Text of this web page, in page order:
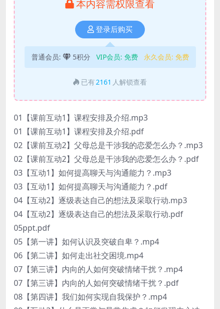
本内容需权限查看
登录后购买
普通会员: 5积分 VIP会员: 免费 永久会员: 免费
已有2161 人解锁查看
01【课前互动1】课程安排及介绍.mp3
01【课前互动1】课程安排及介绍.pdf
02【课前互动2】父母总是干涉我的恋爱怎么办？.mp3
02【课前互动2】父母总是干涉我的恋爱怎么办？.pdf
03【互动1】如何提高聊天与沟通能力？.mp3
03【互动1】如何提高聊天与沟通能力？.pdf
04【互动2】逐级表达自己的想法及采取行动.mp3
04【互动2】逐级表达自己的想法及采取行动.pdf
05ppt.pdf
05【第一讲】如何认识及突破自卑？.mp4
06【第二讲】如何走出社交困境.mp4
07【第三讲】内向的人如何突破情绪干扰？.mp4
07【第三讲】内向的人如何突破情绪干扰？.pdf
08【第四讲】我们如何实现自我保护？.mp4